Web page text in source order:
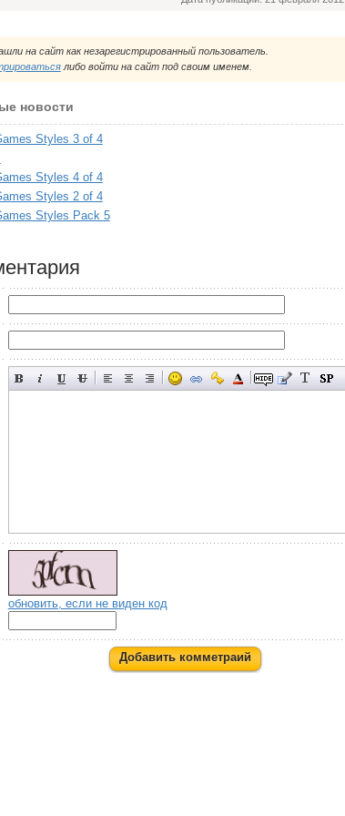
на сайт как незарегистрированный пользователь.
либо войти на сайт под своим именем.
новости
Styles 3 of 4
Styles 4 of 4
Styles 2 of 4
Styles Pack 5
обновить, если не виден код
Добавить комметраий